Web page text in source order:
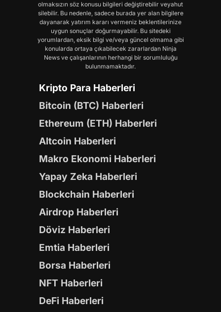
olmaksızın söz konusu bilgileri değiştirebilir veyahut
silebilir. Bu nedenle, sadece burada yer alan bilgilere
dayanarak yatırım kararı vermeniz beklentilerinize
uygun sonuçlar doğurmayabilir. Bu sitedeki
yorumlardan, eksik bilgi ve/veya güncel olmama gibi
konularda ortaya çıkabilecek zararlardan Ninja
News ve çalışanlarının herhangi bir sorumluluğu
bulunmamaktadır.
Kripto Para Haberleri
Bitcoin (BTC) Haberleri
Ethereum (ETH) Haberleri
Altcoin Haberleri
Makro Ekonomi Haberleri
Yapay Zeka Haberleri
Blockchain Haberleri
Airdrop Haberleri
Döviz Haberleri
Emtia Haberleri
Borsa Haberleri
NFT Haberleri
DeFi Haberleri